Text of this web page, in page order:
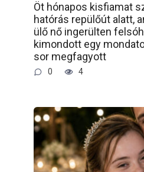
Öt hónapos kisfiamat
hatórás repülőút alatt,
ülő nő ingerülten
kimondott egy
sor megfagyott
0 4